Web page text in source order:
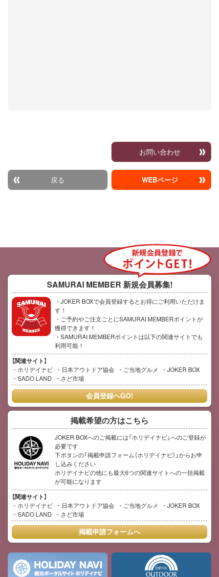
お問い合わせ
戻る WEBページ
SAMURAI MEMBER 新規会員募集!
・JOKER BOXで会員登録するとお得にご利用いただけま
す！
・ご予約やご注文ごとにSAMURAI MEMBERポイントが
獲得できます！
・SAMURAI MEMBERポイントは以下の関連サイトでも
利用可能！
【関連サイト】
ホリデイナビ 日本アウトドア協会 ご当地グルメ
JOKER BOX
SADO LAND
さど市場
会員登録へGO!
掲載希望の方はこちら
JOKER BOXへのご掲載には「ホリデイナビ」へのご登録が
必要です
下ボタンの「掲載申請フォーム（ホリデイナビ）」からお申
し込みください
ホリデイナビの他にも最大6つの関連サイトへの一括掲載
が可能になります
【関連サイト】
ホリデイナビ 日本アウトドア協会 ご当地グルメ
JOKER BOX
SADO LAND
さど市場
掲載申請フォームへ